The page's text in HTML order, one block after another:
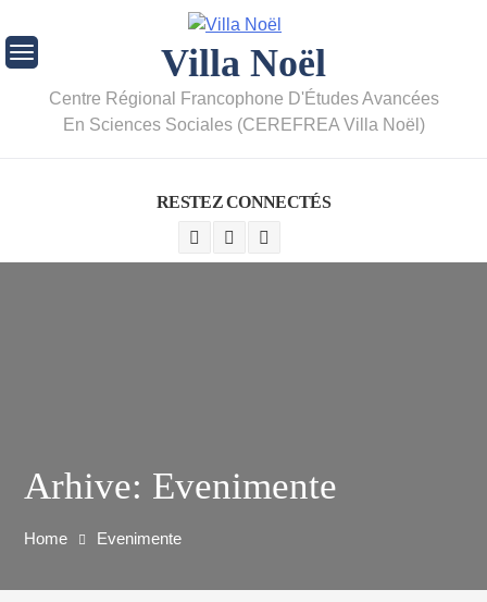
Villa Noël
Centre Régional Francophone D'Études Avancées
En Sciences Sociales (CEREFREA Villa Noël)
RESTEZ CONNECTÉS
Arhive: Evenimente
Home Evenimente